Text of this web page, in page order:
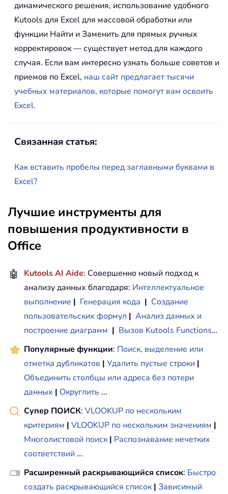
динамического решения, использование удобного
Kutools для Excel для массовой обработки или
функции Найти и Заменить для прямых ручных
корректировок — существует метод для каждого
случая. Если вам интересно узнать больше советов и
приемов по Excel, наш сайт предлагает тысячи
учебных материалов, которые помогут вам освоить
Excel.
Связанная статья:
Как вставить пробелы перед заглавными буквами в
Excel?
Лучшие инструменты для
повышения продуктивности в
Office
🤖 Kutools AI Aide: Совершенно новый подход к
анализу данных благодаря: Интеллектуальное
выполнение | Генерация кода | Создание
пользовательских формул | Анализ данных и
построение диаграмм | Вызов Kutools Functions…
Популярные функции: Поиск, выделение или
отметка дубликатов | Удалить пустые строки |
Объединить столбцы или адреса без потери
данных | Округлить ...
Супер ПОИСК: VLOOKUP по нескольким
критериям | VLOOKUP по нескольким значениям |
Многолистовой поиск | Распознавание нечетких
соответствий ...
Расширенный раскрывающийся список: Быстро
создать раскрывающийся список | Зависимый